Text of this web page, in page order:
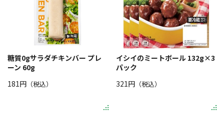
糖質0gサラダチキンバー プレ
ーン 60g
181円 （税込）
イシイのミートボール 132g×3
パック
321円（税込）